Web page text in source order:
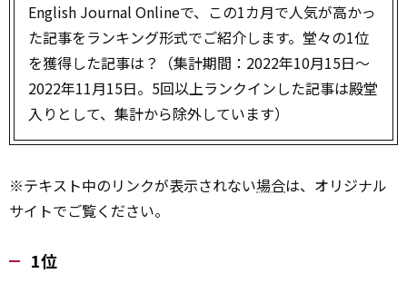
English Journal Onlineで、この1カ月で人気が高かっ
た記事をランキング形式でご紹介します。堂々の1位
を獲得した記事は？（集計期間：2022年10月15日～
2022年11月15日。5回以上ランクインした記事は殿堂
入りとして、集計から除外しています）
※テキスト中のリンクが表示されない場合は、オリジナル
サイトでご覧ください。
1位